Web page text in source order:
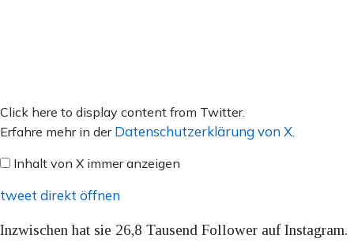
Inhalt
von
anzeigen
Click here to display content from Twitter.
Erfahre mehr in der Datenschutzerklärung von X.
Inhalt von X immer anzeigen
tweet direkt öffnen
Inzwischen hat sie 26,8 Tausend Follower auf Instagram.